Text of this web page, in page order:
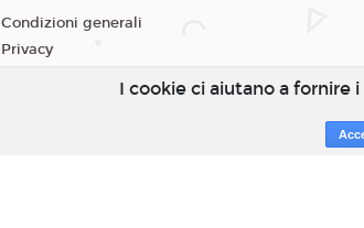
Condizioni generali
Privacy
I cookie ci aiutano a fornire